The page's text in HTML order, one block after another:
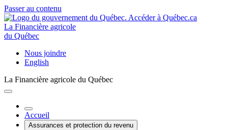
Passer au contenu
La Financière agricole
du Québec
Nous joindre
English
La Financière agricole du Québec
Accueil
Assurances et protection du revenu